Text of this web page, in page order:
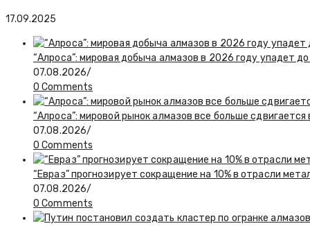
17.09.2025
“Алроса”: мировая добыча алмазов в 2026 году упадет
07.08.2026/
0 Comments
“Алроса”: мировой рынок алмазов все больше
07.08.2026/
0 Comments
“Евраз” прогнозирует сокращение на 10% в отрасли
07.08.2026/
0 Comments